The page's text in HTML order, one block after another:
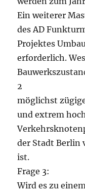
Ein weiterer
des AD
Projektes
erforderlich.
2
möglichst
und extrem
der Stadt Berlin
ist.
Frage 3:
Wird es zu